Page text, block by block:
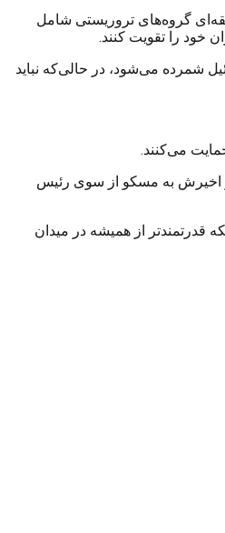
گروه‌های تروریستی شامل
خود را تقویت کنند.
شمرده می‌شود، در حالی‌که نباید
می‌کنند.
اخیرش به مسکو از سوی رئیس
قدرتمندتر از همیشه در میدان